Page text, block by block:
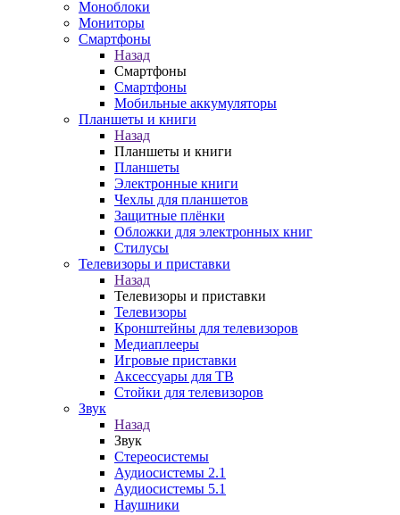
Моноблоки
Мониторы
Смартфоны
Назад
Смартфоны
Смартфоны
Мобильные аккумуляторы
Планшеты и книги
Назад
Планшеты и книги
Планшеты
Электронные книги
Чехлы для планшетов
Защитные плёнки
Обложки для электронных книг
Стилусы
Телевизоры и приставки
Назад
Телевизоры и приставки
Телевизоры
Кронштейны для телевизоров
Медиаплееры
Игровые приставки
Аксессуары для ТВ
Стойки для телевизоров
Звук
Назад
Звук
Стереосистемы
Аудиосистемы 2.1
Аудиосистемы 5.1
Наушники